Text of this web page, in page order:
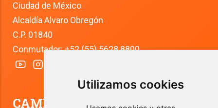
Utilizamos cookies
Ciudad de México
Alcaldía Alvaro Obregón
C.P. 01840
Conmutador: +52 (55) 5628 8800
CAMPUS TLALPAN